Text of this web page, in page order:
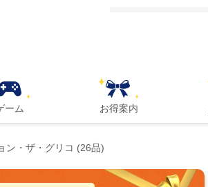
ーム お得案内
ン・ザ・グリコ (26品)